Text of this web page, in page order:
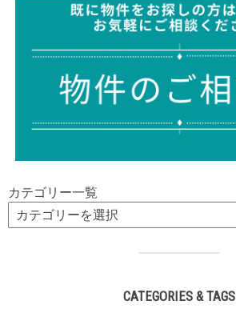
カテゴリー一覧
CATEGORIES & TAGS